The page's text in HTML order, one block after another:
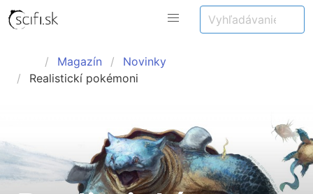
Magazín
Novinky
Realistickí pokémoni